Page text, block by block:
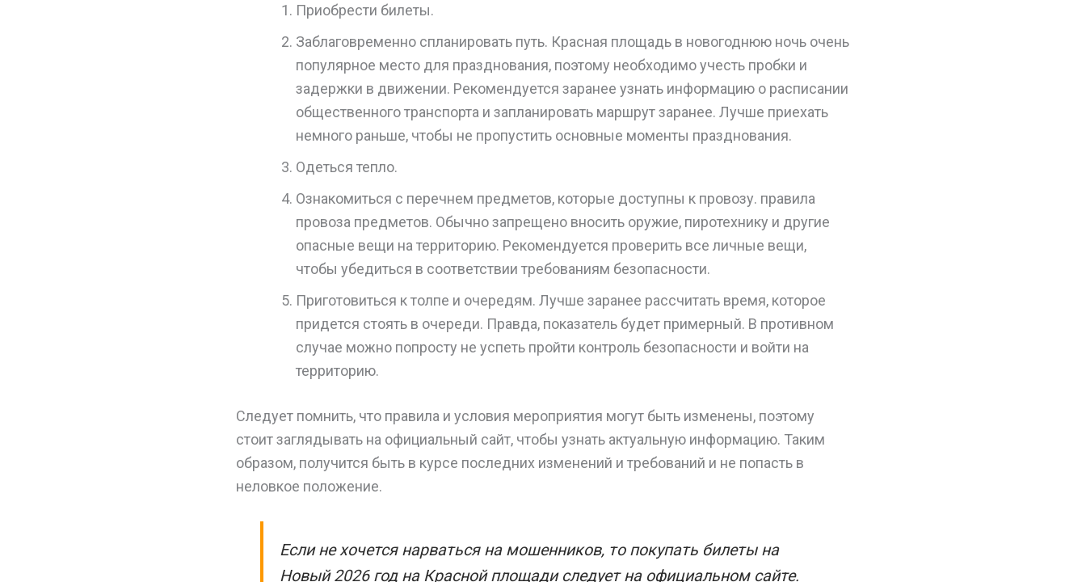
Приобрести билеты.
Заблаговременно спланировать путь. Красная площадь в новогоднюю ночь очень
популярное место для празднования, поэтому необходимо учесть пробки и
задержки в движении. Рекомендуется заранее узнать информацию о расписании
общественного транспорта и запланировать маршрут заранее. Лучше приехать
немного раньше, чтобы не пропустить основные моменты празднования.
Одеться тепло.
Ознакомиться с перечнем предметов, которые доступны к провозу. правила
провоза предметов. Обычно запрещено вносить оружие, пиротехнику и другие
опасные вещи на территорию. Рекомендуется проверить все личные вещи,
чтобы убедиться в соответствии требованиям безопасности.
Приготовиться к толпе и очередям. Лучше заранее рассчитать время, которое
придется стоять в очереди. Правда, показатель будет примерный. В противном
случае можно попросту не успеть пройти контроль безопасности и войти на
территорию.
Следует помнить, что правила и условия мероприятия могут быть изменены, поэтому
стоит заглядывать на официальный сайт, чтобы узнать актуальную информацию. Таким
образом, получится быть в курсе последних изменений и требований и не попасть в
неловкое положение.
Если не хочется нарваться на мошенников, то покупать билеты на
Новый 2026 год на Красной площади следует на официальном сайте.